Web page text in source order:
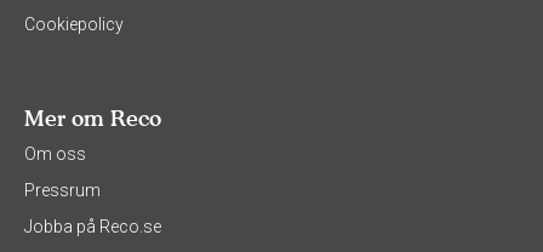
Cookiepolicy
Mer om Reco
Om oss
Pressrum
Jobba på Reco.se